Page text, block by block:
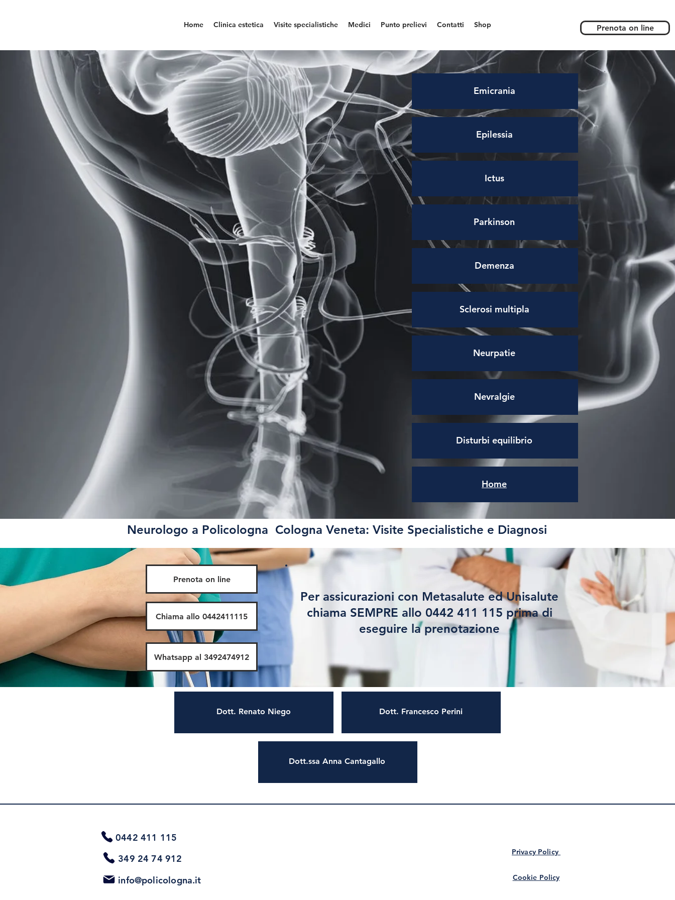
Home Clinica estetica Visite specialistiche Medici Punto prelievi Contatti Shop Prenota on line
Emicrania
Epilessia
Ictus
Parkinson
Demenza
Sclerosi multipla
Neurpatie
Nevralgie
Disturbi equilibrio
Home
Neurologo a Policologna Cologna Veneta: Visite Specialistiche e Diagnosi
Prenota on line
Chiama allo 0442411115
Whatsapp al 3492474912
Per assicurazioni con Metasalute ed Unisalute
chiama SEMPRE allo 0442 411 115 prima di
eseguire la prenotazione
Dott. Renato Niego Dott. Francesco Perini
Dott.ssa Anna Cantagallo
0442 411 115
info@policologna.it
349 24 74 912
Privacy Policy
Cookie Policy